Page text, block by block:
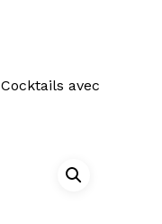
Cocktails avec